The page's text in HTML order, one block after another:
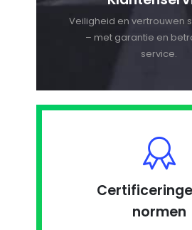
Veiligheid en vertrouwen
– met garantie en
service.
normen